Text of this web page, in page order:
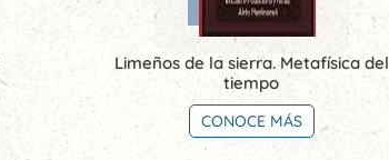
Limeños de la sierra. Metafísica del
tiempo
CONOCE MÁS